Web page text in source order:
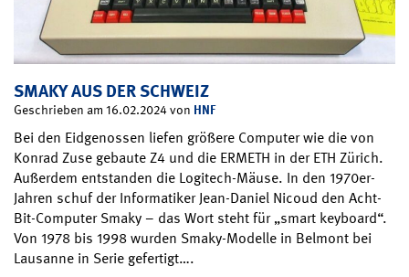
SMAKY AUS DER SCHWEIZ
Geschrieben am 16.02.2024 von HNF
Bei den Eidgenossen liefen größere Computer wie die von
Konrad Zuse gebaute Z4 und die ERMETH in der ETH Zürich.
Außerdem entstanden die Logitech-Mäuse. In den 1970er-
Jahren schuf der Informatiker Jean-Daniel Nicoud den Acht-
Bit-Computer Smaky – das Wort steht für „smart keyboard“.
Von 1978 bis 1998 wurden Smaky-Modelle in Belmont bei
Lausanne in Serie gefertigt….